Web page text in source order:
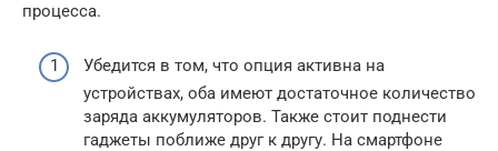
процесса.
Убедится в том, что опция активна на
устройствах, оба имеют достаточное количество
заряда аккумуляторов. Также стоит поднести
гаджеты поближе друг к другу. На смартфоне